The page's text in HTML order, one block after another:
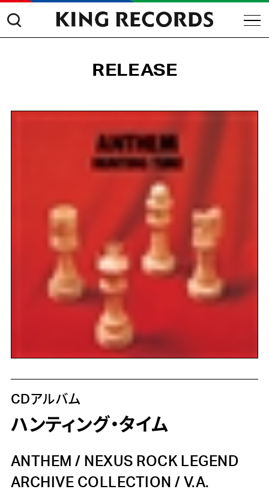
RELEASE
CDアルバム
ハンティング・タイム
ANTHEM / NEXUS ROCK LEGEND
ARCHIVE COLLECTION / V.A.